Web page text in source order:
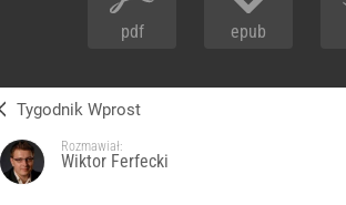
pdf epub
Tygodnik Wprost
Rozmawiał:
Wiktor Ferfecki